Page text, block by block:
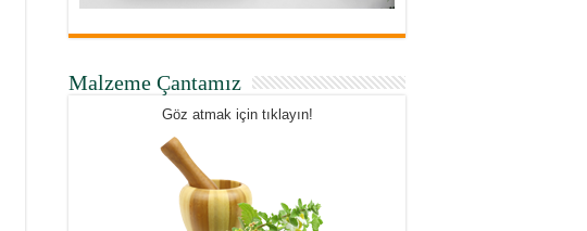
Malzeme Çantamız
Göz atmak için tıklayın!